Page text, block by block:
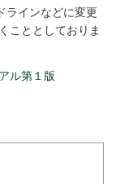
ラインなどに変更
こととしておりま
ル第１版